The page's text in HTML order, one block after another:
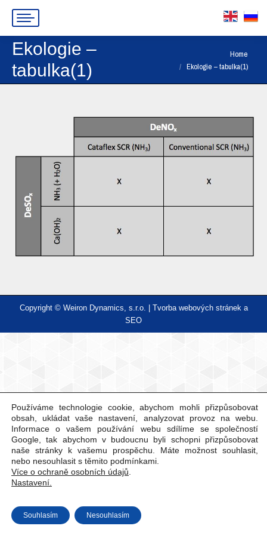
Ekologie –
tabulka(1)
Home
Ekologie – tabulka(1)
Copyright © Weiron Dynamics, s.r.o. | Tvorba webových stráneka
SEO
Používáme technologie cookie, abychom mohli přizpůsobovat
obsah, ukládat vaše nastavení, analyzovat provoz na webu.
Informace o vašem používání webu sdílíme se společností
Google, tak abychom v budoucnu byli schopni přizpůsobovat
naše stránky k vašemu prospěchu. Máte možnost souhlasit,
nebo nesouhlasit s těmito podmínkami.
Více o ochraně osobních údajů
Nastavení.
Souhlasím Nesouhlasím